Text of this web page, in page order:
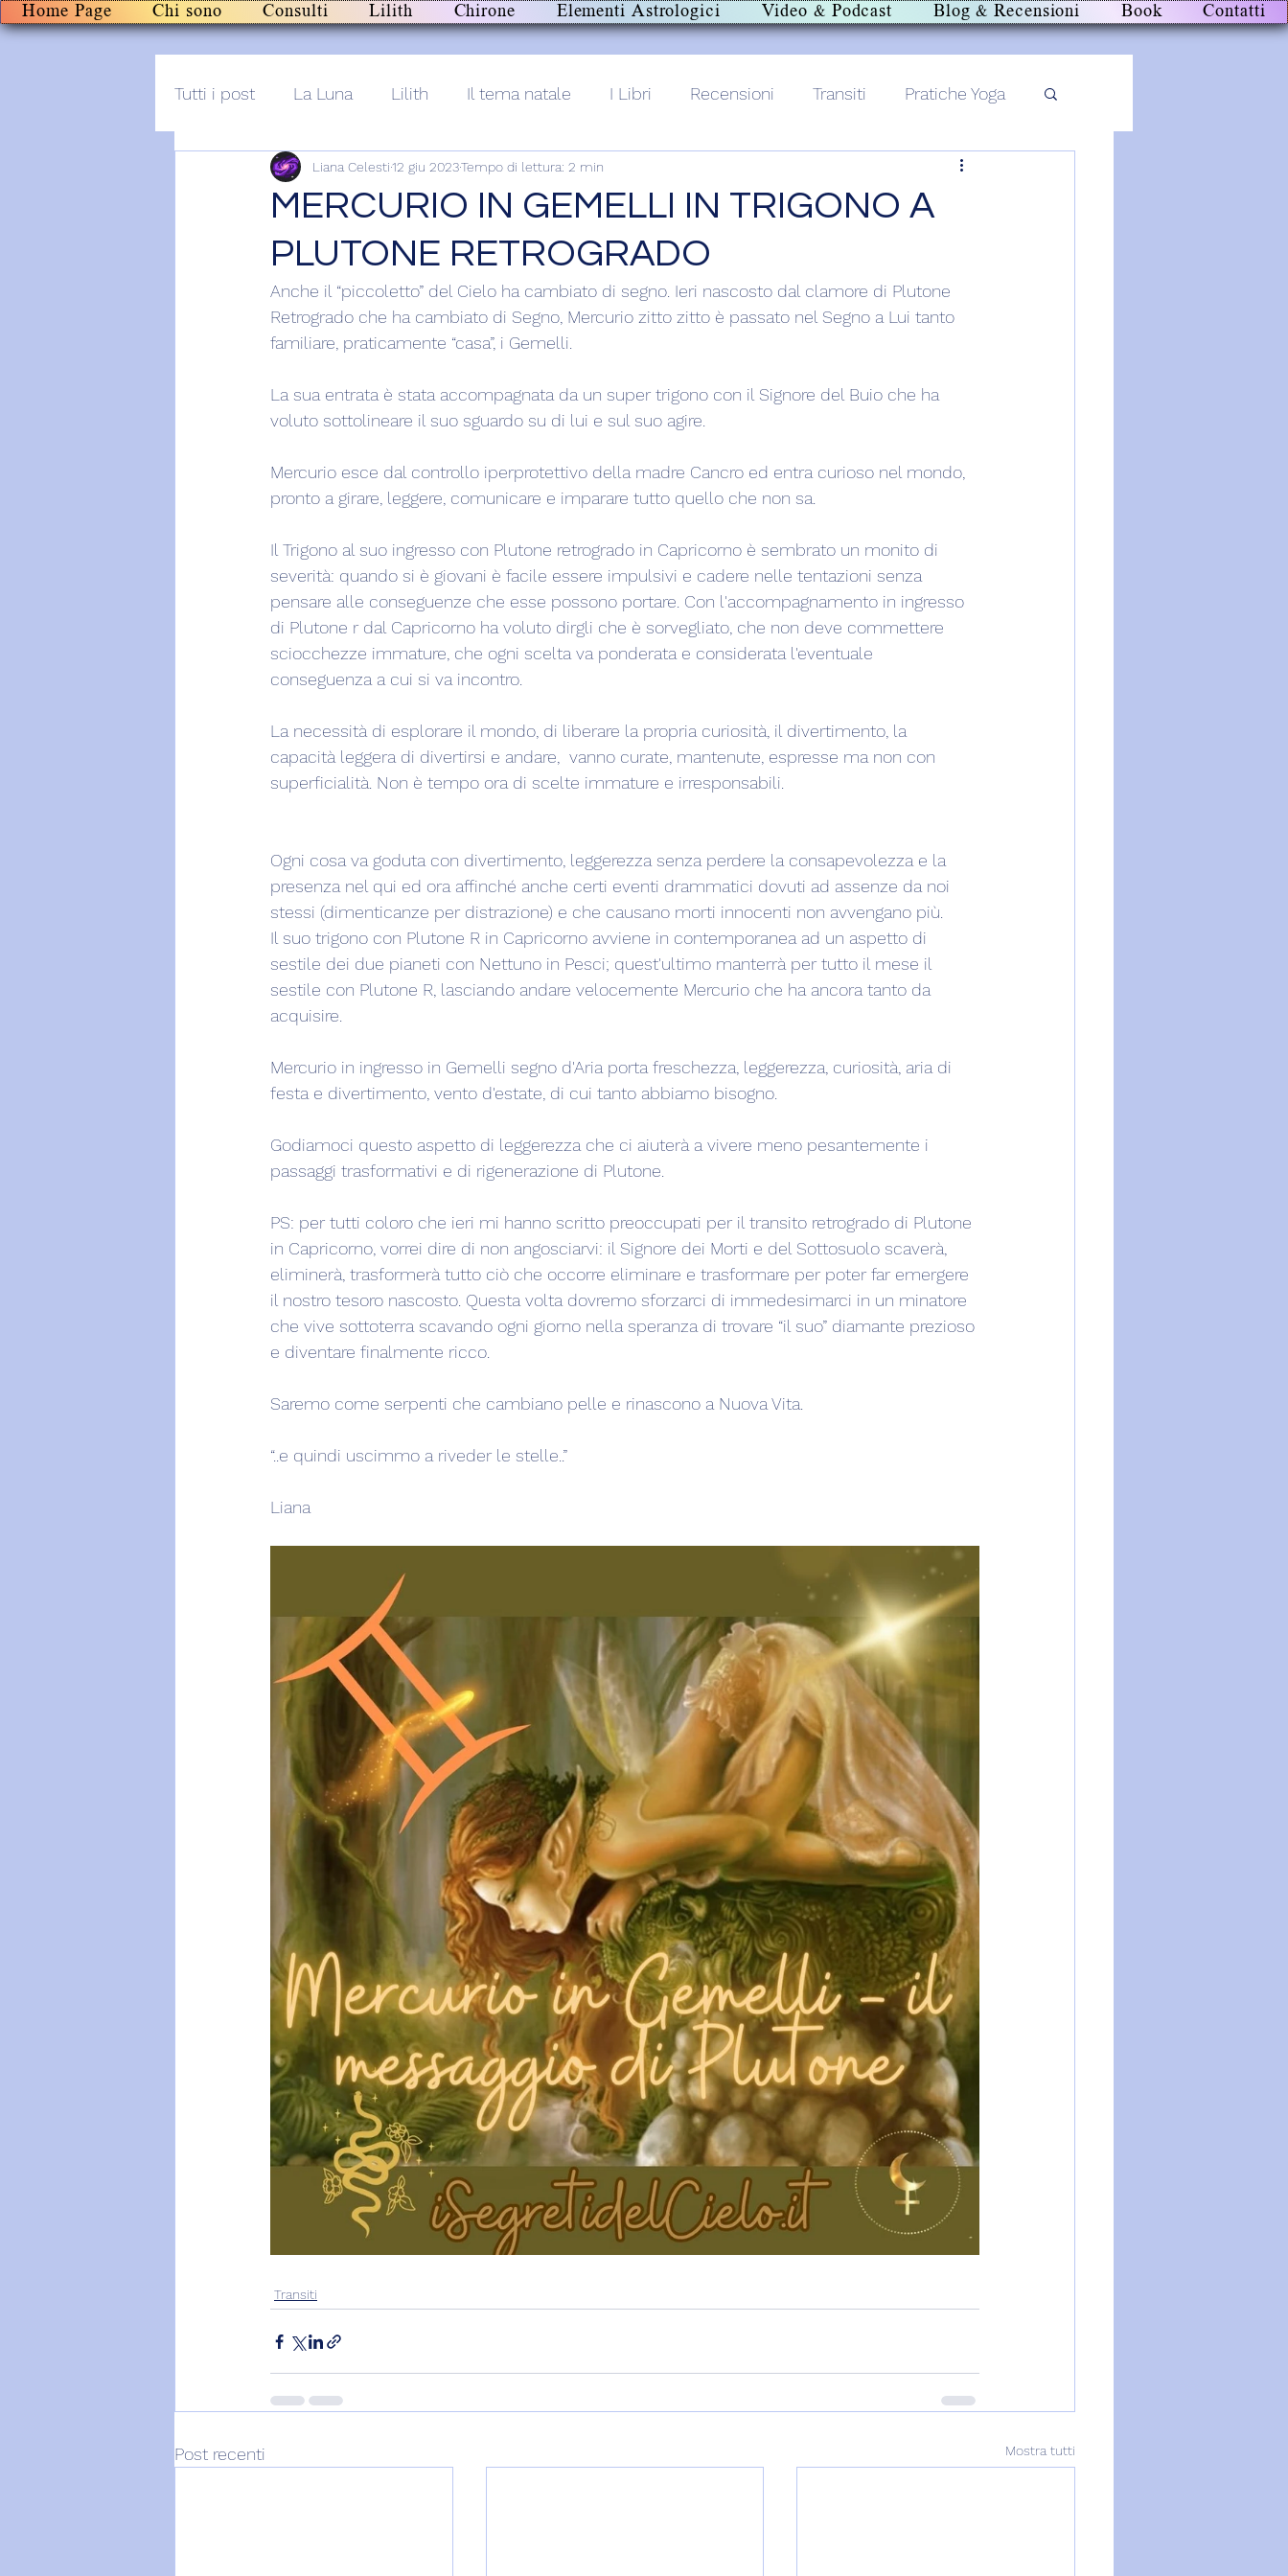
Home Page Chi sono Consulti Lilith Chirone Elementi Astrologici Video & Podcast Blog & Recensioni Book Contatti
Tutti i post La Luna Lilith Il tema natale I Libri Recensioni Transiti Pratiche Yoga
Post+audio Lilith+
MERCURIO IN GEMELLI IN TRIGONO A
PLUTONE RETROGRADO
Liana Celesti12 giu 2023Tempo di lettura: 2 min
Anche il “piccoletto” del Cielo ha cambiato di segno. Ieri nascosto dal clamore di Plutone
Retrogrado che ha cambiato di Segno, Mercurio zitto zitto è passato nel Segno a Lui tanto
familiare, praticamente “casa”, i Gemelli.
La sua entrata è stata accompagnata da un super trigono con il Signore del Buio che ha
voluto sottolineare il suo sguardo su di lui e sul suo agire.
Mercurio esce dal controllo iperprotettivo della madre Cancro ed entra curioso nel mondo,
pronto a girare, leggere, comunicare e imparare tutto quello che non sa.
Il Trigono al suo ingresso con Plutone retrogrado in Capricorno è sembrato un monito di
severità: quando si è giovani è facile essere impulsivi e cadere nelle tentazioni senza
pensare alle conseguenze che esse possono portare. Con l'accompagnamento in ingresso
di Plutone r dal Capricorno ha voluto dirgli che è sorvegliato, che non deve commettere
sciocchezze immature, che ogni scelta va ponderata e considerata l'eventuale
conseguenza a cui si va incontro.
La necessità di esplorare il mondo, di liberare la propria curiosità, il divertimento, la
capacità leggera di divertirsi e andare,  vanno curate, mantenute, espresse ma non con
superficialità. Non è tempo ora di scelte immature e irresponsabili.
Ogni cosa va goduta con divertimento, leggerezza senza perdere la consapevolezza e la
presenza nel qui ed ora affinché anche certi eventi drammatici dovuti ad assenze da noi
stessi (dimenticanze per distrazione) e che causano morti innocenti non avvengano più.
Il suo trigono con Plutone R in Capricorno avviene in contemporanea ad un aspetto di
sestile dei due pianeti con Nettuno in Pesci; quest'ultimo manterrà per tutto il mese il
sestile con Plutone R, lasciando andare velocemente Mercurio che ha ancora tanto da
acquisire.
Mercurio in ingresso in Gemelli segno d'Aria porta freschezza, leggerezza, curiosità, aria di
festa e divertimento, vento d'estate, di cui tanto abbiamo bisogno.
Godiamoci questo aspetto di leggerezza che ci aiuterà a vivere meno pesantemente i
passaggi trasformativi e di rigenerazione di Plutone.
PS: per tutti coloro che ieri mi hanno scritto preoccupati per il transito retrogrado di Plutone
in Capricorno, vorrei dire di non angosciarvi: il Signore dei Morti e del Sottosuolo scaverà,
eliminerà, trasformerà tutto ciò che occorre eliminare e trasformare per poter far emergere
il nostro tesoro nascosto. Questa volta dovremo sforzarci di immedesimarci in un minatore
che vive sottoterra scavando ogni giorno nella speranza di trovare “il suo” diamante prezioso
e diventare finalmente ricco.
Saremo come serpenti che cambiano pelle e rinascono a Nuova Vita.
“..e quindi uscimmo a riveder le stelle..”
Liana
Transiti
Post recenti Mostra tutti